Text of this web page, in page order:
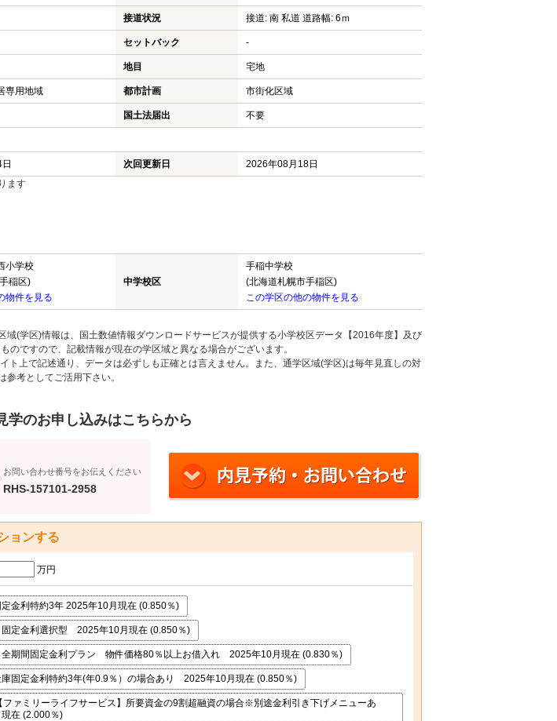
接道状況 接道: 南 私道 道路幅: 6ｍ
セットバック -
地目 宅地
専用地域 都市計画 市街化区域
国土法届出 不要
次回更新日
2026年08月18日
ます
小学校
稲区)
物件を見る
中学校区
手稲中学校
(北海道札幌市手稲区)
この学区の他の物件を見る
域(学区)情報は、国土数値情報ダウンロードサービスが提供する小学校区データ【2016年度】及び
のですので、記載情報が現在の学区域と異なる場合がございます。
ト上で記述通り、データは必ずしも正確とは言えません。また、通学区域(学区)は毎年見直しの対
考としてご活用下さい。
学のお申し込みはこちらから
お問い合わせ番号をお伝えください
RHS-157101-2958
ョンする
万円
金利特約3年 2025年10月現在 (0.850％)
定金利選択型 2025年10月現在 (0.850％)
期間固定金利プラン 物件価格80％以上お借入れ 2025年10月現在 (0.830％)
庫固定金利特約3年(年0.9％）の場合あり 2025年10月現在 (0.850％)
ファミリーライフサービス】所要資金の9割超融資の場合※別途金利引き下げメニューあ
在 (2.000％)